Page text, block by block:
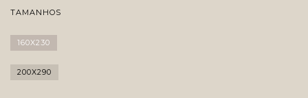
TAMANHOS
160X230
200X290